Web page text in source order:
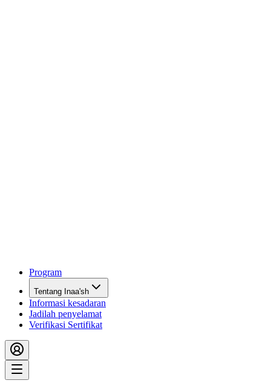
Program
Tentang Inaa'sh
Informasi kesadaran
Jadilah penyelamat
Verifikasi Sertifikat